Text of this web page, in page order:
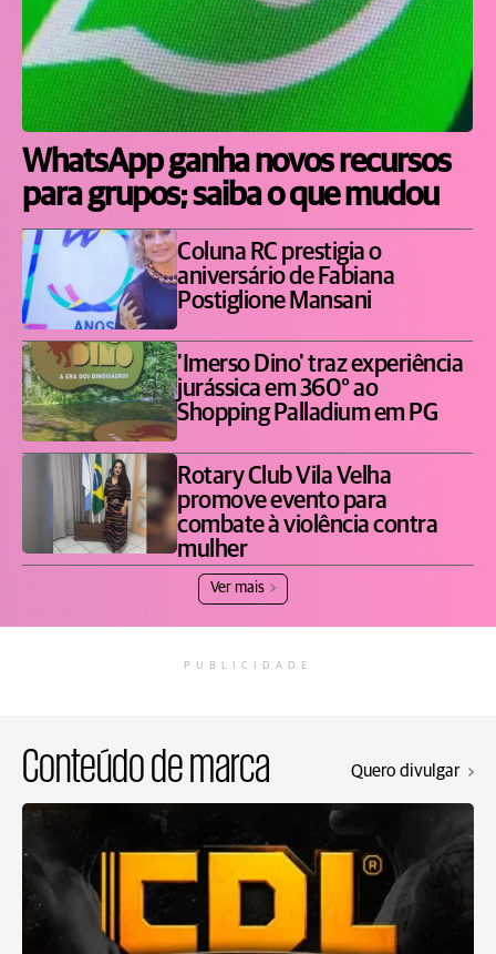
WhatsApp ganha novos recursos
para grupos; saiba o que mudou
Coluna RC prestigia o
aniversário de Fabiana
Postiglione Mansani
'Imerso Dino' traz experiência
jurássica em 360° ao
Shopping Palladium em PG
Rotary Club Vila Velha
promove evento para
combate à violência contra
mulher
Ver mais
PUBLICIDADE
Conteúdo de marca Quero divulgar